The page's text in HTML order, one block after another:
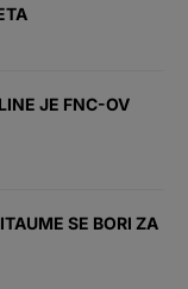
JE FNC-OV
SE BORI ZA